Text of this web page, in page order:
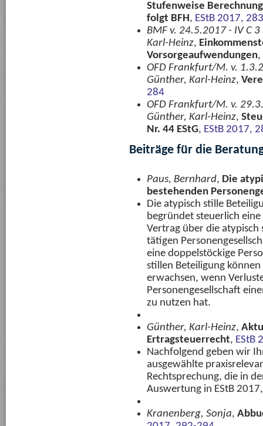
Stufenweise
folgt BFH, EStB 2017, 283
BMF v. 24.5.2017 - IV C
Karl-Heinz,
Vorsorgeaufwendungen,
OFD Frankfurt/M. v.
Günther, Karl-Heinz,
284
OFD Frankfurt/M. v.
Günther, Karl-Heinz,
Nr. 44 EStG, EStB 2017,
Beiträge für die
Paus, Bernhard, Die
bestehenden
Die atypisch stille
begründet steuerlich
Vertrag über die
tätigen
eine doppelstöckige
stillen Beteiligung
erwachsen, wenn
Personengesellschaft
zu nutzen hat.
Günther, Karl-Heinz,
Ertragsteuerrecht, EStB
Nachfolgend geben wir
ausgewählte
Rechtsprechung, die in
Auswertung in EStB
Kranenberg, Sonja,